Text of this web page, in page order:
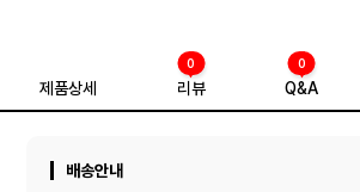
제품상세 리뷰
0
Q&A
0
배송안내